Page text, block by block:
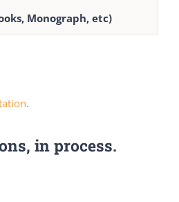
Monograph, etc)
.
in process.